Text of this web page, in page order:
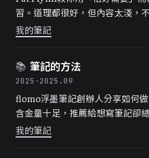
習。道理都很好，但內容太淺，
我的筆記
📚 筆記的方法
2025 · 2025.09
flomo浮墨筆記創辦人分享如何
含金量十足，推薦給想寫筆記卻
我的筆記